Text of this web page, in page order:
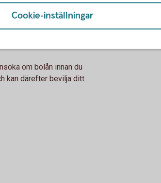
– ansök om
om bolån innan du
kan därefter bevilja ditt
Cookie-inställningar